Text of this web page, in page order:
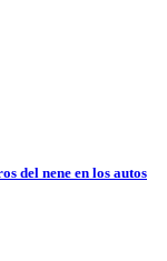
del nene en los autos